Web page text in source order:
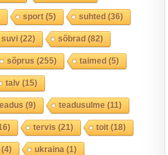
sport(5) suhted(36)
suvi(22) sõbrad(82)
sõprus (255) taimed(5)
talv(15)
(9) teadusulme (11)
tervis (21) toit(18)
(4) ukraina (1)